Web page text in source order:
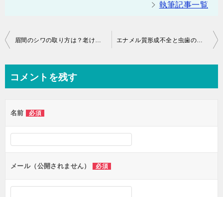
執筆記事一覧
投
ビ
ー
シ
ン
眉間のシワの取り方は？老けて見える顔をスッキリしたい！ エナメル質形成不全と虫歯の関係！原因・治療法は？
コメントを残す
名前 必須
メール（公開されません） 必須